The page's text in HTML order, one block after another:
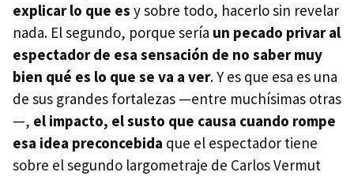
explicar lo que es y sobre todo, hacerlo sin revelar
nada. El segundo, porque sería un pecado privar al
espectador de esa sensación de no saber muy
bien qué es lo que se va a ver. Y es que esa es una
de sus grandes fortalezas —entre muchísimas otras
—, el impacto, el susto que causa cuando rompe
esa idea preconcebida que el espectador tiene
sobre el segundo largometraje de Carlos Vermut